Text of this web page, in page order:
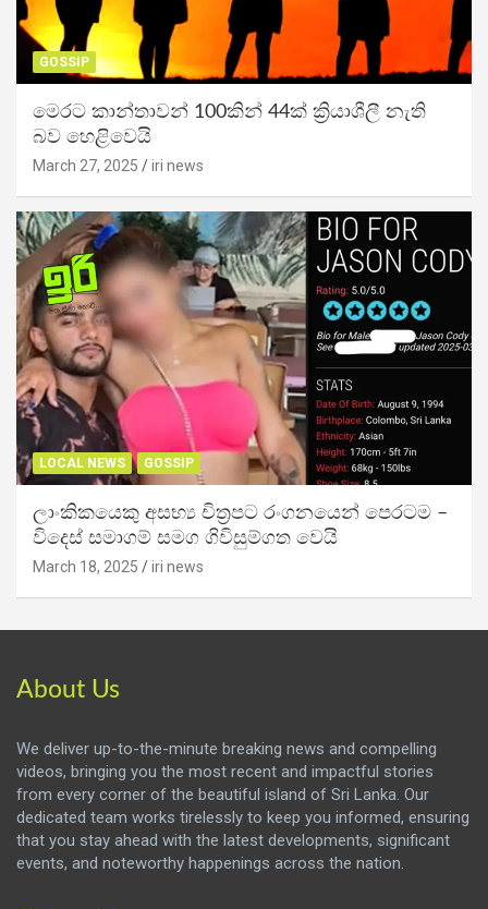
GOSSIP
මෙරට කාන්තාවන් 100කින් 44ක් ක්‍රියාශීලී නැති
බව හෙළිවෙයි
March 27, 2025 iri news
LOCAL NEWS GOSSIP
ලාංකිකයෙකු අසභ්‍ය චිත්‍රපට රංගනයෙන් පෙරටම –
විදෙස් සමාගම් සමග ගිවිසුම්ගත වෙයි
March 18, 2025 iri news
About Us
We deliver up-to-the-minute breaking news and compelling
videos, bringing you the most recent and impactful stories
from every corner of the beautiful island of Sri Lanka. Our
dedicated team works tirelessly to keep you informed, ensuring
that you stay ahead with the latest developments, significant
events, and noteworthy happenings across the nation.